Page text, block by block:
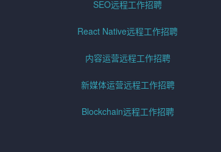
SEO远程工作招聘
React Native远程工作招聘
内容运营远程工作招聘
新媒体运营远程工作招聘
Blockchain远程工作招聘